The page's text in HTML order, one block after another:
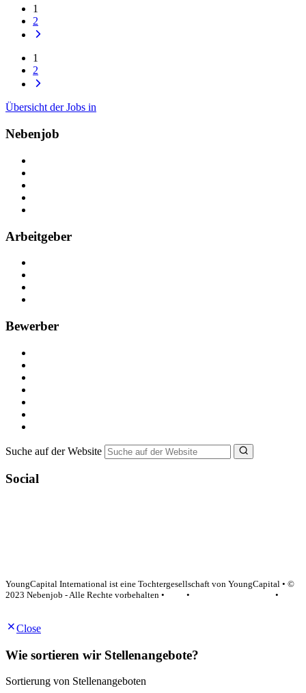
1
2
1
2
Übersicht der Jobs in
Nebenjob
Arbeitgeber
Bewerber
Suche auf der Website
Social
YoungCapital International ist eine Tochtergesellschaft von YoungCapital • ©
2023 Nebenjob - Alle Rechte vorbehalten •
•
•
Close
Wie sortieren wir Stellenangebote?
Sortierung von Stellenangeboten